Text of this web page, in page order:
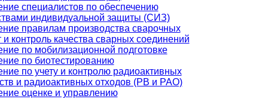
специалистов по обеспечению
индивидуальной защиты (СИЗ)
правилам производства сварочных
и контроль качества сварных соединений
по мобилизационной подготовке
по биотестированию
по учету и контролю радиоактивных
и радиоактивных отходов (РВ и РАО)
оценке и управлению